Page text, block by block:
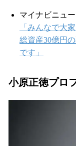
マイナビニュー
「みんなで大
総資産30億円
です」
小原正徳プロ